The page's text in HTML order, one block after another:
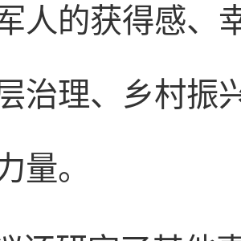
人的获得感、
治理、乡村振
量。